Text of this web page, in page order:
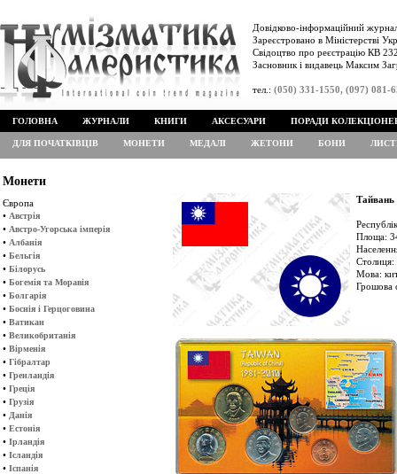
Довідково-інформаційний
Зареєстровано в Міністерстві
Свідоцтво про реєстрацію КВ
Засновник і видавець Максим
тел.: (050) 331-1550, (097) 081-
ГОЛОВНА ЖУРНАЛИ КНИГИ АКСЕСУАРИ ПОРАДИ
ДЛЯ ПОЧАТКІВЦІВ МОНЕТИ МЕДАЛІ ЖЕТОНИ БОНИ
Монети
Європа
• Австрія
• Австро-Угорська імперія
• Албанія
• Бельгія
• Білорусь
• Богемія та Моравія
• Болгарія
• Боснія і Герцоговина
• Ватикан
• Великобританія
• Вірменія
• Гібралтар
• Гренландія
• Греція
• Грузія
• Данія
• Естонія
• Ірландія
• Ісландія
• Іспанія
Тайвань
Площа:
Столиця:
Мова:
Грошова